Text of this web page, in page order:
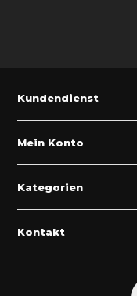
Kundendienst
Mein Konto
Kategorien
Kontakt